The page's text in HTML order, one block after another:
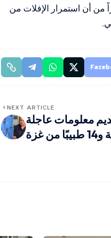
من أن استمرار الإفلات من
NEXT ARTICLE
معلومات عاجلة
غزة